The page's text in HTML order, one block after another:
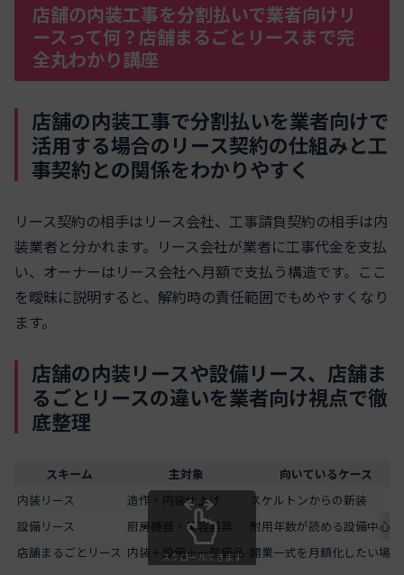
店舗の内装工事を分割払いで業者向けリ
ースって何？店舗まるごとリースまで完
全丸わかり講座
店舗の内装工事で分割払いを業者向けで
活用する場合のリース契約の仕組みと工
事契約との関係をわかりやすく
リース契約の相手はリース会社、工事請負契約の相手は内
装業者と分かれます。リース会社が業者に工事代金を支払
い、オーナーはリース会社へ月額で支払う構造です。ここ
を曖昧に説明すると、解約時の責任範囲でもめやすくなり
ます。
店舗の内装リースや設備リース、店舗ま
るごとリースの違いを業者向け視点で徹
底整理
スキーム 主対象
向いているケース
内装リース
造作・内装仕上げ
スケルトンからの新装
設備リース
厨房機器・美容器具
耐用年数が読める設備中心
店舗まるごとリース 内装＋設備＋一部備品 開業一式を月額化したい場合
スクロールできます